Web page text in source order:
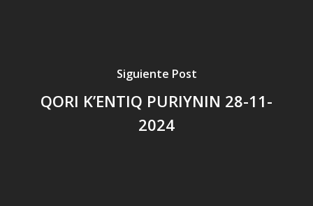
Siguiente Post
QORI K’ENTIQ PURIYNIN 28-11-
2024